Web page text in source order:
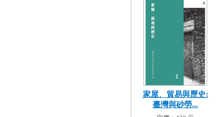
家屋、貿易與歷史:
臺灣與砂勞...